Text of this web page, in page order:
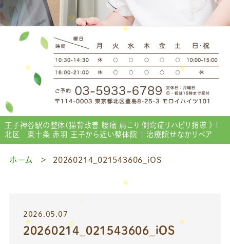
王子神谷駅の整体(猫背改善 腰痛 肩こり 側弯症リハビリ指導 ) |
北区 東十条 赤羽 王子から近い整体院 | 治療院せなかリペア
ホーム 20260214_021543606_iOS
2026.05.07
20260214_021543606_iOS